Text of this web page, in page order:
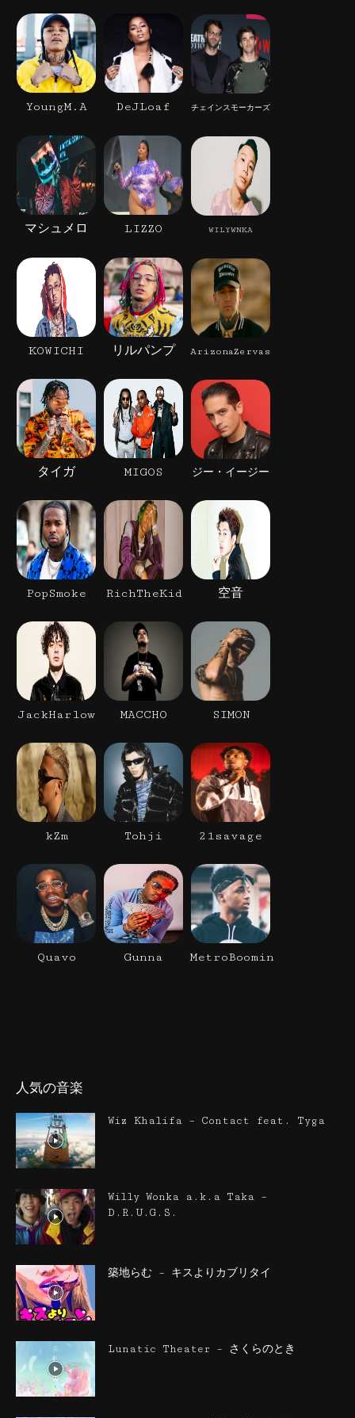
YoungM.A DeJLoaf チェインスモーカーズ
マシュメロ LIZZO WILYWNKA
KOWICHI リルパンプ ArizonaZervas
タイガ MIGOS ジー・イージー
PopSmoke RichTheKid 空音
JackHarlow MACCHO SIMON
kZm Tohji 21savage
Quavo Gunna MetroBoomin
人気の音楽
Wiz Khalifa – Contact feat. Tyga
Willy Wonka a.k.a Taka –
D.R.U.G.S.
築地らむ – キスよりカブリタイ
Lunatic Theater – さくらのとき